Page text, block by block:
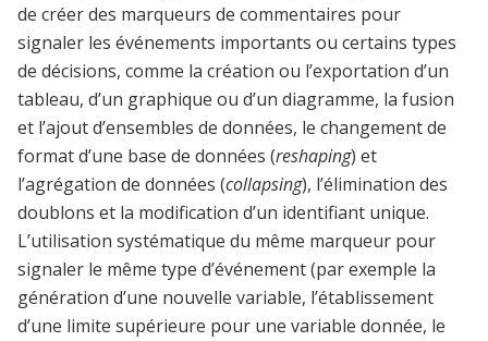
de créer des marqueurs de commentaires pour
signaler les événements importants ou certains types
de décisions, comme la création ou l’exportation d’un
tableau, d’un graphique ou d’un diagramme, la fusion
et l’ajout d’ensembles de données, le changement de
format d’une base de données (reshaping) et
l’agrégation de données (collapsing), l’élimination des
doublons et la modification d’un identifiant unique.
L’utilisation systématique du même marqueur pour
signaler le même type d’événement (par exemple la
génération d’une nouvelle variable, l’établissement
d’une limite supérieure pour une variable donnée, le